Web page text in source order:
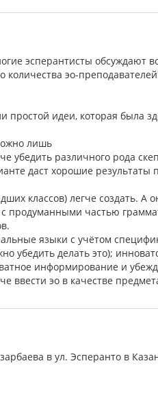
эсперантисты обсуждают
эо-
простой идеи, которая была
лишь
убедить различного рода
даст хорошие
классов) легче создать. А
продуманными частью
языки с учётом
убедить делать это);
информирование и
ввести эо в качестве
в ул. Эсперанто в